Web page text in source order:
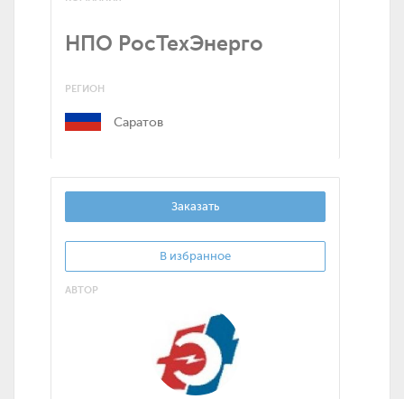
НПО РосТехЭнерго
РЕГИОН
Саратов
Заказать
В избранное
АВТОР